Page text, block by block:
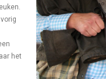
het